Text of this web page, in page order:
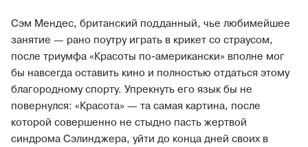
Сэм Мендес, британский подданный, чье любимейшее
занятие — рано поутру играть в крикет со страусом,
после триумфа «Красоты по-американски» вполне мог
бы навсегда оставить кино и полностью отдаться этому
благородному спорту. Упрекнуть его язык бы не
повернулся: «Красота» — та самая картина, после
которой совершенно не стыдно пасть жертвой
синдрома Сэлинджера, уйти до конца дней своих в